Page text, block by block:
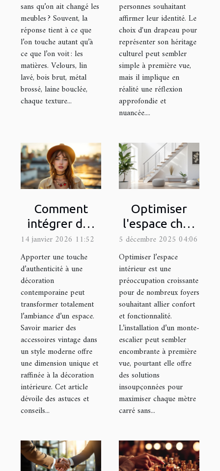
sans qu’on ait changé les
meubles ? Souvent, la
réponse tient à ce que
l’on touche autant qu’à
ce que l’on voit : les
matières. Velours, lin
lavé, bois brut, métal
brossé, laine bouclée,
chaque texture...
personnes souhaitant
affirmer leur identité. Le
choix d'un drapeau pour
représenter son héritage
culturel peut sembler
simple à première vue,
mais il implique en
réalité une réflexion
approfondie et
nuancée....
Comment
intégrer des
accessoires
vintage dans
un style
moderne ?
14 janvier 2026 11:52
Apporter une touche
d’authenticité à une
décoration
contemporaine peut
transformer totalement
l’ambiance d’un espace.
Savoir marier des
accessoires vintage dans
un style moderne offre
une dimension unique et
raffinée à la décoration
intérieure. Cet article
dévoile des astuces et
conseils...
Optimiser
l'espace chez
soi : est-ce
possible avec
un monte-
escalier ?
5 décembre 2025 04:06
Optimiser l’espace
intérieur est une
préoccupation croissante
pour de nombreux foyers
souhaitant allier confort
et fonctionnalité.
L’installation d’un monte-
escalier peut sembler
encombrante à première
vue, pourtant elle offre
des solutions
insoupçonnées pour
maximiser chaque mètre
carré sans...